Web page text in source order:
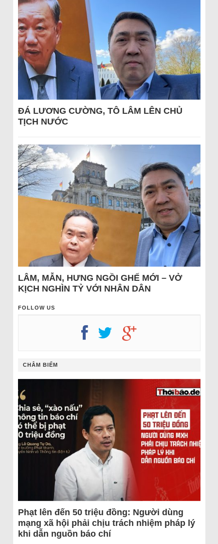
ĐÁ LƯƠNG CƯỜNG, TÔ LÂM LÊN CHỦ
TỊCH NƯỚC
LÂM, MẪN, HƯNG NGỒI GHẾ MỚI – VỞ
KỊCH NGHÌN TỶ VỚI NHÂN DÂN
FOLLOW US
CHÂM BIẾM
Phạt lên đến 50 triệu đồng: Người dùng
mạng xã hội phải chịu trách nhiệm pháp lý
khi dẫn nguồn báo chí